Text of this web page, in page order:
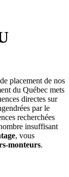
placement de nos
du Québec mets
directes sur
par le
recherchées
insuffisant
, vous
monteurs.